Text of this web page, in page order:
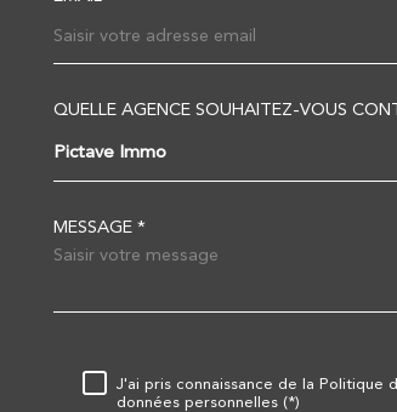
AGENCE DE LEZAY
05 49 50 78 20
contact@pictave-immo.com
QUELLE AGENCE SOUHAITEZ-VOUS
Pictave Immo
MESSAGE *
J'ai pris connaissance de la
données personnelles (*)